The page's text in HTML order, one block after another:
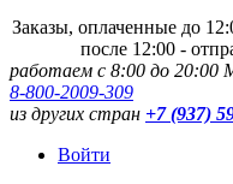
Заказы, оплаченные до
после 12:00 -
работаем с 8:00 до
8-800-2009-309
из других стран +7 (937)
Войти